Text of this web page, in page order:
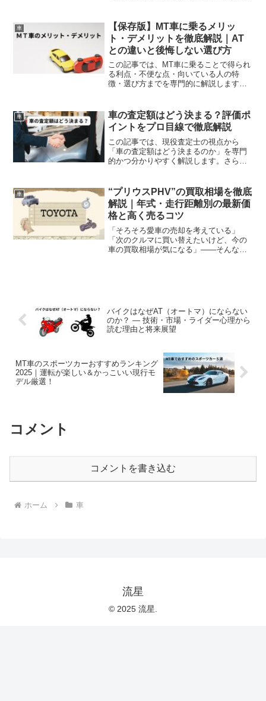
数が限られます。そのため一般的な買取
相場は低めになり、状態...
車
【保存版】MT車に乗るメリッ
ト・デメリットを徹底解説｜AT
との違いと後悔しない選び方
この記事では、MT車に乗ることで得られ
る利点・不便な点・向いている人の特
徴・選び方までを専門的に解説します。
安」という方は、ぜひ最後までご覧くだ
さい。
車
車の査定額はどう決まる？評価ポ
イントをプロ目線で徹底解説
この記事では、現役査定士の視点から
「車の査定額はどう決まるのか」を専門
的かつ分かりやすく解説します。さら
います。
車
“プリウスPHV”の買取相場を徹底
解説｜年式・走行距離別の最新価
格と高く売るコツ
「そろそろ愛車の売却を考えている」
「次のクルマに買い替えたいけど、今の
車の買取相場が気になる」――そんな方
いもの。相場を知って、適切なタイミン
グと準備をしておけば、納得の売却が実
現しやすくなります。
バイクはなぜAT（オートマ）にならない
のか？ — 技術・市場・ライダー心理から
読む理由と将来展望
MT車のスポーツカーおすすめランキング
2025｜運転が楽しい＆かっこいい現行モ
デル厳選！
コメント
コメントを書き込む
ホーム 車
流星
© 2025 流星.